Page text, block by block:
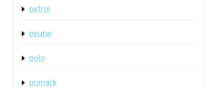
petrol
peuter
polo
primark